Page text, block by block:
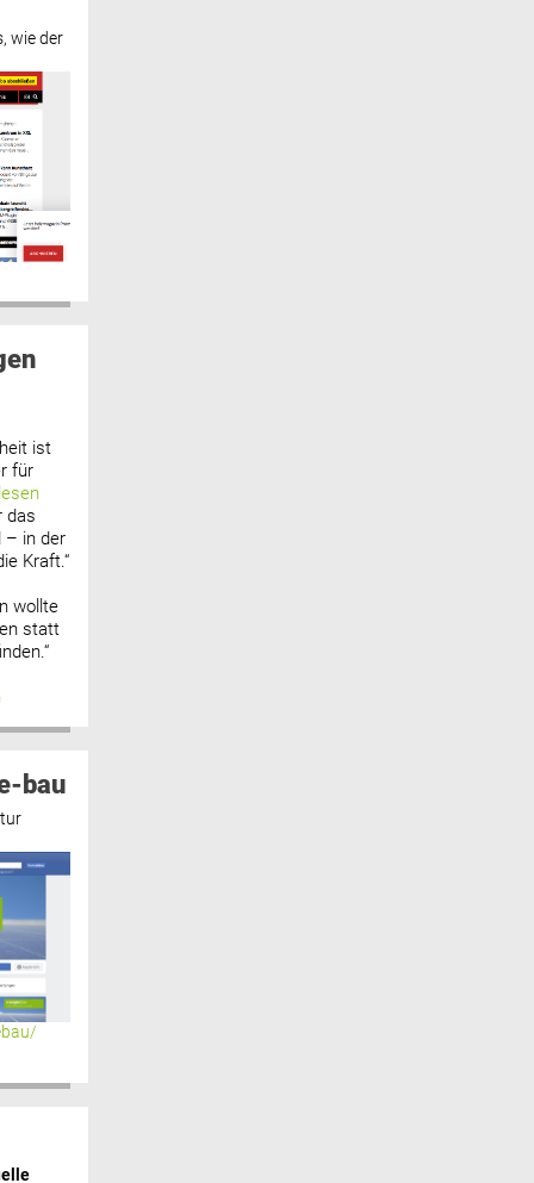
wie der
ist
für
lesen
das
– in der
Kraft.“
wollte
statt
bau